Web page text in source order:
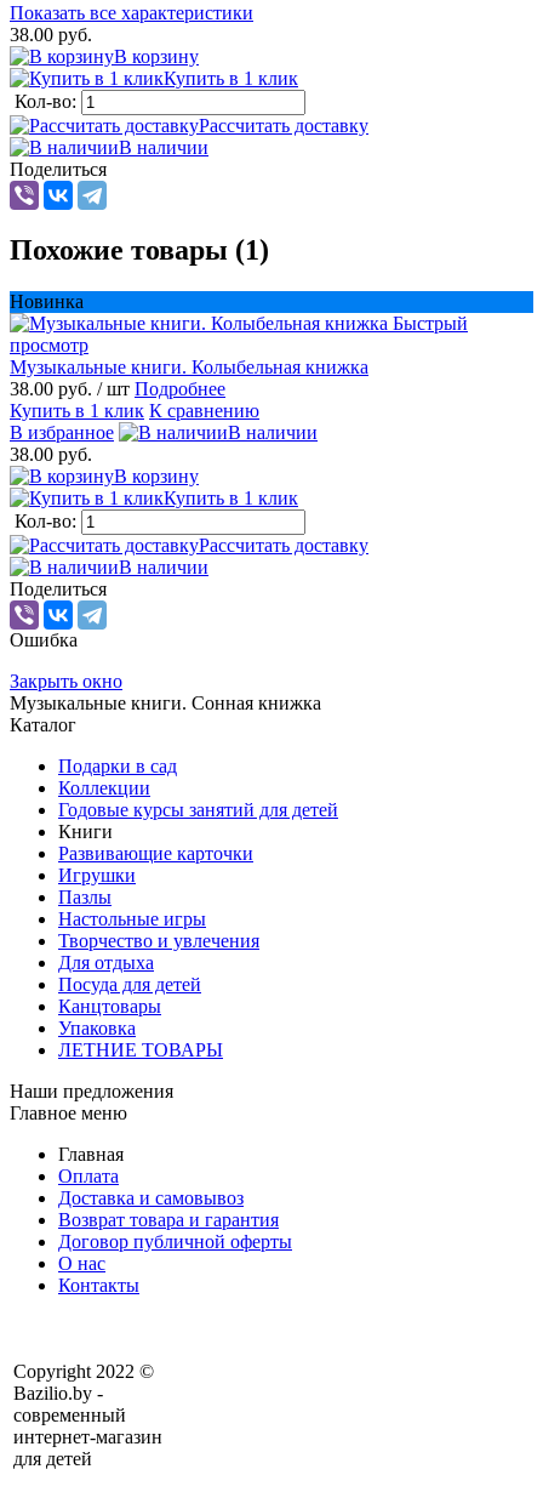
Показать все характеристики
38.00 руб.
В корзину
Купить в 1 клик
Кол-во:
Рассчитать доставку
В наличии
Поделиться
Похожие товары (1)
Новинка
Быстрый
просмотр
Музыкальные книги. Колыбельная книжка
38.00 руб. / шт Подробнее
Купить в 1 клик К сравнению
В избранное
В наличии
38.00 руб.
В корзину
Купить в 1 клик
Кол-во:
Рассчитать доставку
В наличии
Поделиться
Ошибка
Закрыть окно
Музыкальные книги. Сонная книжка
Каталог
Подарки в сад
Коллекции
Годовые курсы занятий для детей
Книги
Развивающие карточки
Игрушки
Пазлы
Настольные игры
Творчество и увлечения
Для отдыха
Посуда для детей
Канцтовары
Упаковка
ЛЕТНИЕ ТОВАРЫ
Наши предложения
Главное меню
Главная
Оплата
Доставка и самовывоз
Возврат товара и гарантия
Договор публичной оферты
О нас
Контакты
Copyright 2022 ©
Bazilio.by -
современный
интернет-магазин
для детей